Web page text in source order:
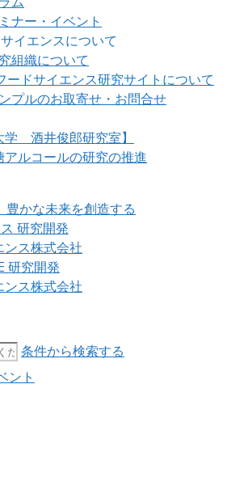
ナー・イベント
イエンスについて
組織について
ードサイエンス研究サイトについて
プルのお取寄せ・お問合せ
学 酒井俊郎研究室】
アルコールの研究の推進
かな未来を創造する
条件から検索する
ント